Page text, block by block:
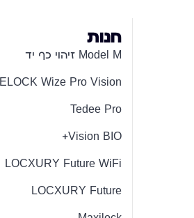
חנות
Model M זיהוי כף יד
ELOCK Wize Pro Vision
Tedee Pro
Vision BIO+
LOCXURY Future WiFi
LOCXURY Future